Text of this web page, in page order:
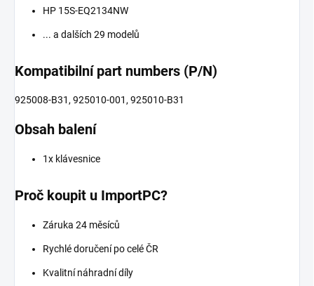
HP 15S-EQ2134NW
... a dalších 29 modelů
Kompatibilní part numbers (P/N)
925008-B31, 925010-001, 925010-B31
Obsah balení
1x klávesnice
Proč koupit u ImportPC?
Záruka 24 měsíců
Rychlé doručení po celé ČR
Kvalitní náhradní díly